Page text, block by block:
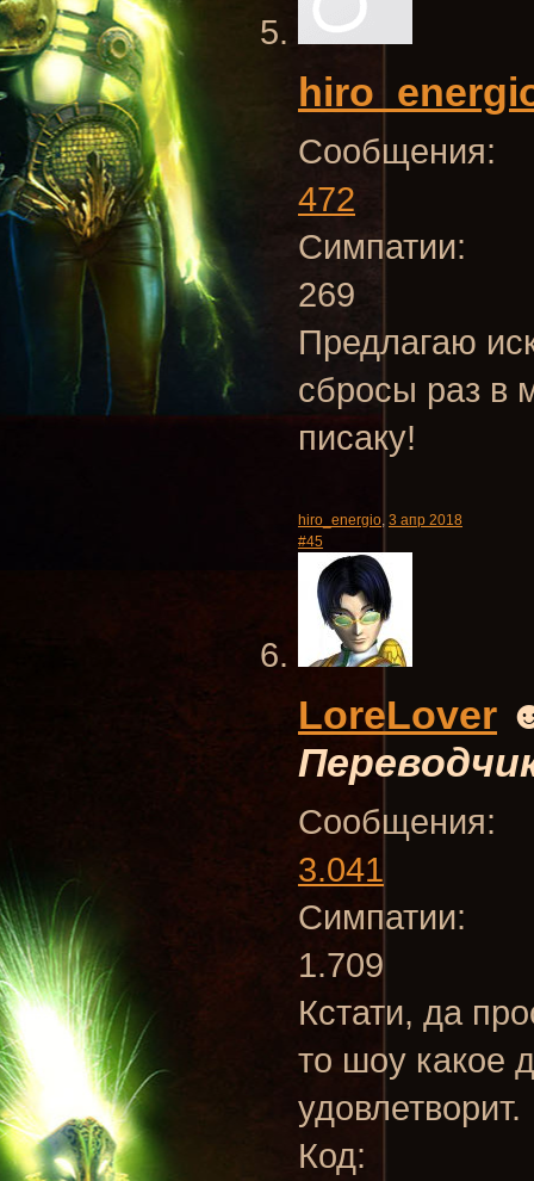
Сообщения:
472
Симпатии:
269
Предлагаю
сбросы раз в
писаку!
hiro_energio, 3 апр 2018
#45
LoreLover
Сообщения:
3.041
Симпатии:
1.709
Кстати, да
то шоу какое
удовлетворит.
Код: